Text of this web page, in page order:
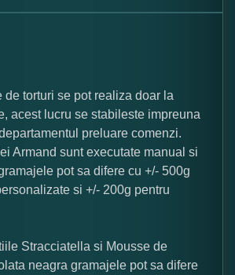
de torturi se pot realiza doar la
acest lucru se stabileste impreuna
preluare comenzi.
Armand sunt executate manual si
pot sa difere cu +/- 500g
si +/- 200g pentru
Stracciatella si Mousse de
neagra gramajele pot sa difere